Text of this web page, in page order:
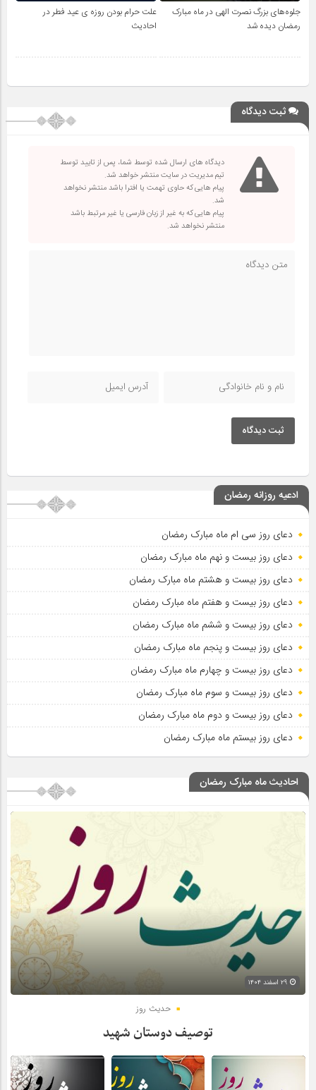
جلوه‌های بزرگ نصرت الهی در ماه مبارک
رمضان دیده شد
علت حرام بودن روزه ی عید فطر در
احادیث
ثبت دیدگاه
دیدگاه های ارسال شده توسط شما، پس از تایید توسط
تیم مدیریت در سایت منتشر خواهد شد.
پیام هایی که حاوی تهمت یا افترا باشد منتشر نخواهد
شد.
پیام هایی که به غیر از زبان فارسی یا غیر مرتبط باشد
منتشر نخواهد شد.
ثبت دیدگاه
ادعیه روزانه رمضان
دعای روز سی ام ماه مبارک رمضان
دعای روز بیست و نهم ماه مبارک رمضان
دعای روز بیست و هشتم ماه مبارک رمضان
دعای روز بیست و هفتم ماه مبارک رمضان
دعای روز بیست و ششم ماه مبارک رمضان
دعای روز بیست و پنجم ماه مبارک رمضان
دعای روز بیست و چهارم ماه مبارک رمضان
دعای روز بیست و سوم ماه مبارک رمضان
دعای روز بیست و دوم ماه مبارک رمضان
دعای روز بیستم ماه مبارک رمضان
احادیث ماه مبارک رمضان
حدیث روز
توصیف دوستان شهید